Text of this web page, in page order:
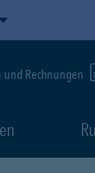
und Rechnungen